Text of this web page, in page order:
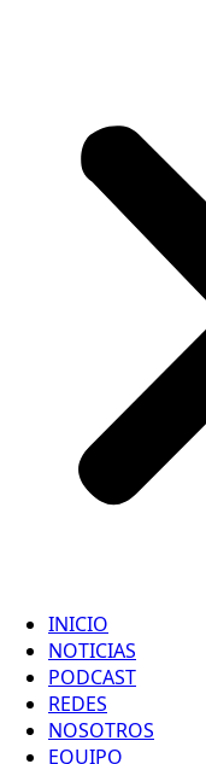
INICIO
NOTICIAS
PODCAST
REDES
NOSOTROS
EQUIPO